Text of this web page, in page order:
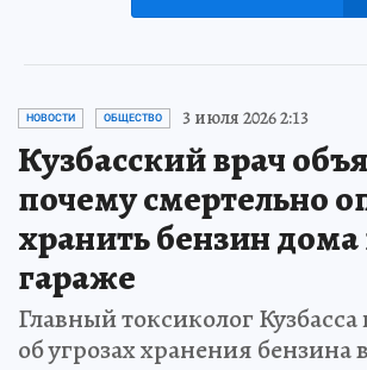
НОВОСТИ ОБЩЕСТВО 3 июля 2026 2:13
Кузбасский врач
почему смертельно
хранить бензин дома
гараже
Главный токсиколог
об угрозах хранения бензина